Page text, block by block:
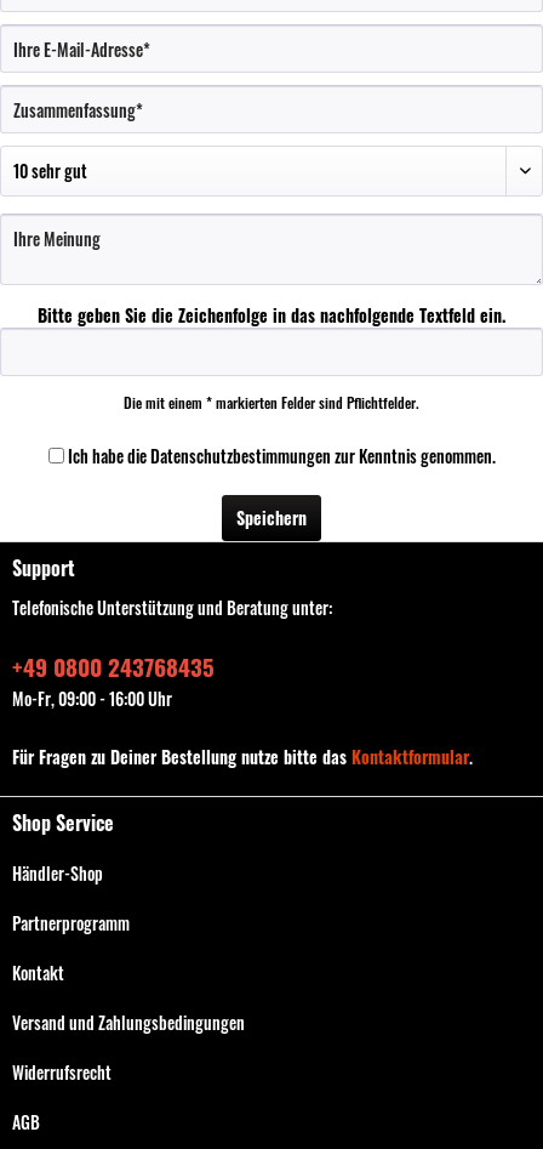
Bitte geben Sie die Zeichenfolge in das nachfolgende Textfeld ein.
Die mit einem * markierten Felder sind Pflichtfelder.
Ich habe dieDatenschutzbestimmungenzur Kenntnis genommen.
Speichern
Support
Telefonische Unterstützung und Beratung unter:
+49 0800 243768435
Mo-Fr, 09:00 - 16:00 Uhr
Für Fragen zu Deiner Bestellung nutze bitte dasKontaktformular.
Shop Service
Händler-Shop
Partnerprogramm
Kontakt
Versand und Zahlungsbedingungen
Widerrufsrecht
AGB